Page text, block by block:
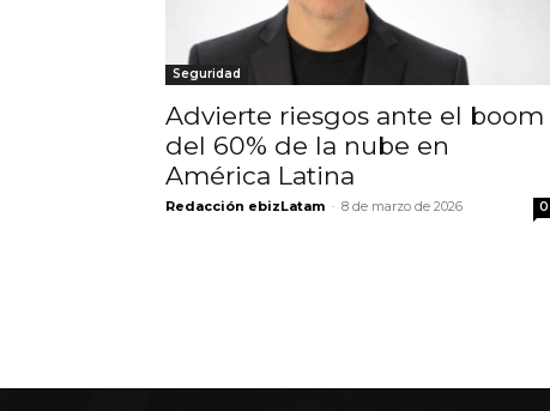
Seguridad
Advierte riesgos ante el boom
del 60% de la nube en
América Latina
Redacción ebizLatam - 8 de marzo de 2026 0